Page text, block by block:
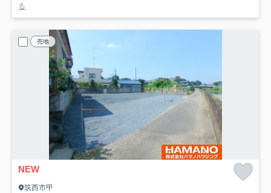
る
売地
NEW
筑西市甲